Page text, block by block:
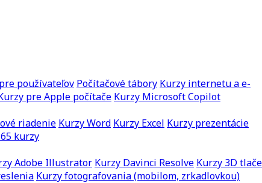
používateľov Počítačové tábory Kurzy internetu a e-
pre Apple počítače Kurzy Microsoft Copilot
riadenie Kurzy Word Kurzy Excel Kurzy prezentácie
kurzy
Adobe Illustrator Kurzy Davinci Resolve Kurzy 3D tlače
Kurzy fotografovania (mobilom, zrkadlovkou)